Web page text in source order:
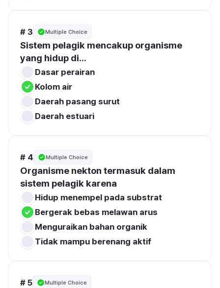
# 3 Multiple Choice
Sistem pelagik mencakup organisme
yang hidup di...
Dasar perairan
Kolom air
Daerah pasang surut
Daerah estuari
# 4 Multiple Choice
Organisme nekton termasuk dalam
sistem pelagik karena
Hidup menempel pada substrat
Bergerak bebas melawan arus
Menguraikan bahan organik
Tidak mampu berenang aktif
# 5 Multiple Choice